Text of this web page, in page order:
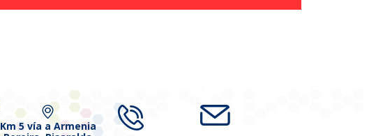
Km 5 vía a Armenia